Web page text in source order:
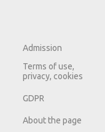
Admission
Terms of use,
privacy, cookies
GDPR
About the page